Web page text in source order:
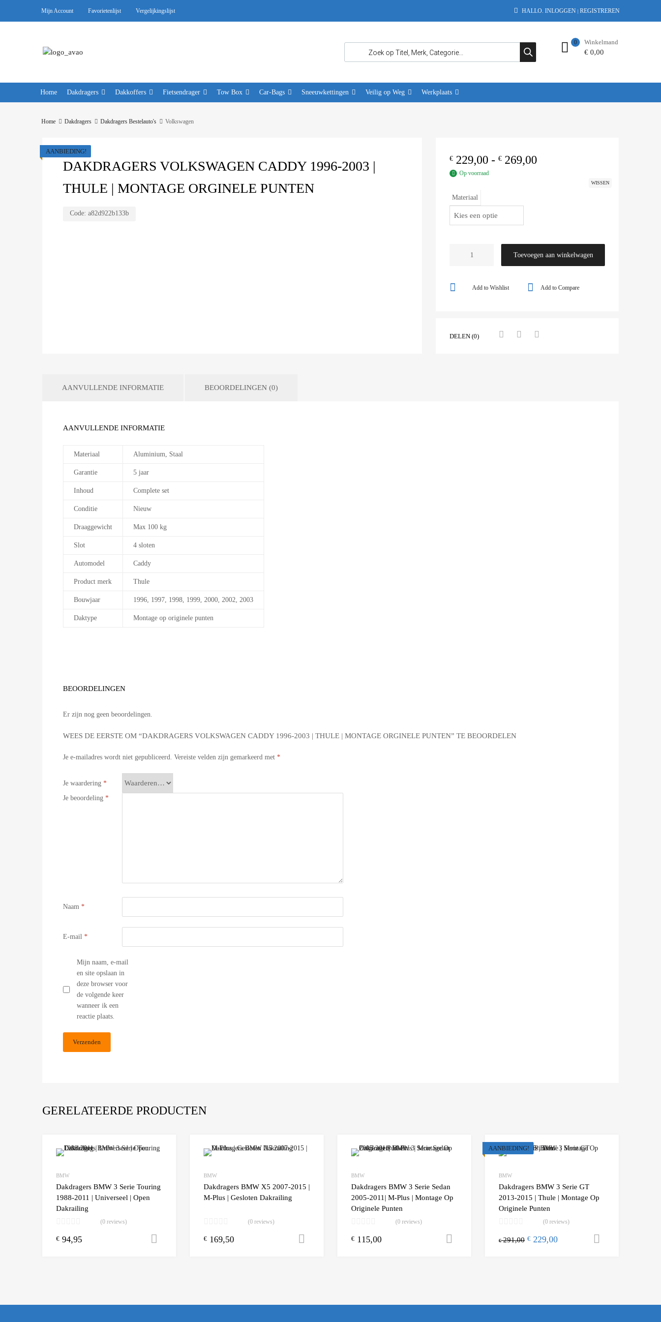
Mijn Account Favorietenlijst Vergelijkingslijst HALLO. INLOGGEN | REGISTREREN
Winkelmand
€ 0,00
0
Home Dakdragers Dakkoffers Fietsendrager Tow Box Car-Bags Sneeuwkettingen Veilig op Weg Werkplaats
Home Dakdragers Dakdragers Bestelauto's Volkswagen
DAKDRAGERS VOLKSWAGEN CADDY 1996-2003 |
THULE | MONTAGE ORGINELE PUNTEN
Code: a82d922b133b
AANBIEDING!
€ 229,00 - € 269,00
Op voorraad
Materiaal
WISSEN
Toevoegen aan winkelwagen
Add to Compare
Add to Wishlist
DELEN (0)
AANVULLENDE INFORMATIE BEOORDELINGEN (0)
AANVULLENDE INFORMATIE
Materiaal Aluminium, Staal
Garantie 5 jaar
Inhoud Complete set
Conditie Nieuw
Draaggewicht Max 100 kg
Slot 4 sloten
Automodel Caddy
Product merk Thule
Bouwjaar 1996, 1997, 1998, 1999, 2000, 2002, 2003
Daktype Montage op originele punten
BEOORDELINGEN
Er zijn nog geen beoordelingen.
WEES DE EERSTE OM “DAKDRAGERS VOLKSWAGEN CADDY 1996-2003 | THULE | MONTAGE ORGINELE PUNTEN” TE BEOORDELEN
Je e-mailadres wordt niet gepubliceerd. Vereiste velden zijn gemarkeerd met *
Je waardering *
Je beoordeling *
Naam *
E-mail *
Mijn naam, e-mail
en site opslaan in
deze browser voor
de volgende keer
wanneer ik een
reactie plaats.
GERELATEERDE PRODUCTEN
Add to Wishlist
BMW
Dakdragers BMW 3 Serie Touring
1988-2011 | Universeel | Open
Dakrailing
(0 reviews)
€ 94,95 Toevoegen aan winkelwagen
Add to Wishlist
BMW
Dakdragers BMW X5 2007-2015 |
M-Plus | Gesloten Dakrailing
(0 reviews)
€ 169,50 Toevoegen aan winkelwagen
Add to Wishlist
BMW
Dakdragers BMW 3 Serie Sedan
2005-2011| M-Plus | Montage Op
Originele Punten
(0 reviews)
€ 115,00 Toevoegen aan winkelwagen
AANBIEDING!
BMW
Dakdragers BMW 3 Serie GT
2013-2015 | Thule | Montage Op
Originele Punten
(0 reviews)
€291,00 € 229,00